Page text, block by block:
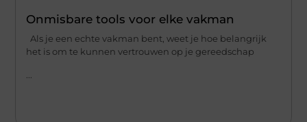
Onmisbare tools voor elke vakman
Als je een echte vakman bent, weet je hoe belangrijk
het is om te kunnen vertrouwen op je gereedschap